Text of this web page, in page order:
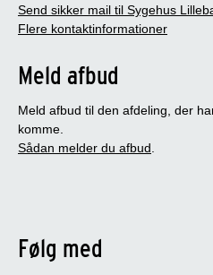
Send sikker mail til Sygehus
Flere kontaktinformationer
Meld afbud
Meld afbud til den afdeling, der
komme.
Sådan melder du afbud.
Følg med